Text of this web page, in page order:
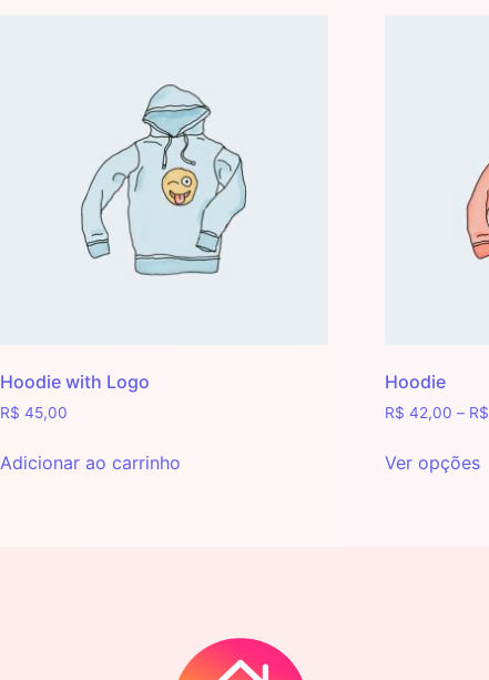
Hoodie with Logo
R$ 45,00
Adicionar ao carrinho
Hoodie
R$ 42,00 – R$
Ver opções